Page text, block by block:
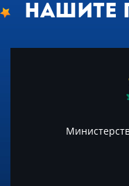
Нашите